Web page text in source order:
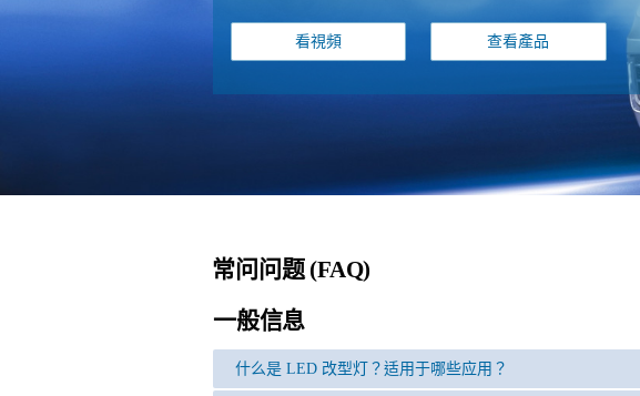
看視頻 查看產品
常问问题 (FAQ)
一般信息
什么是 LED 改型灯？适用于哪些应用？